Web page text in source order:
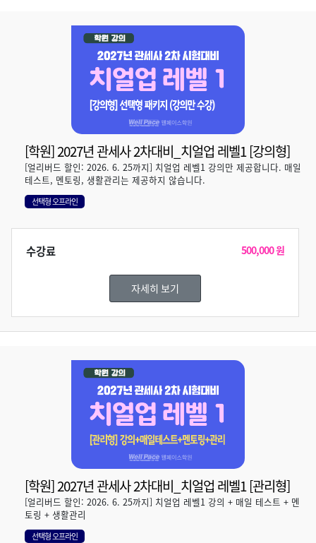
[학원] 2027년 관세사 2차대비_치얼업 레벨1 [강의형]
[얼리버드 할인: 2026. 6. 25까지] 치얼업 레벨1 강의만 제공합니다. 매일
테스트, 멘토링, 생활관리는 제공하지 않습니다.
선택형 오프라인
수강료 500,000 원
자세히 보기
[학원] 2027년 관세사 2차대비_치얼업 레벨1 [관리형]
[얼리버드 할인: 2026. 6. 25까지] 치얼업 레벨1 강의 + 매일 테스트 + 멘
토링 + 생활관리
선택형 오프라인